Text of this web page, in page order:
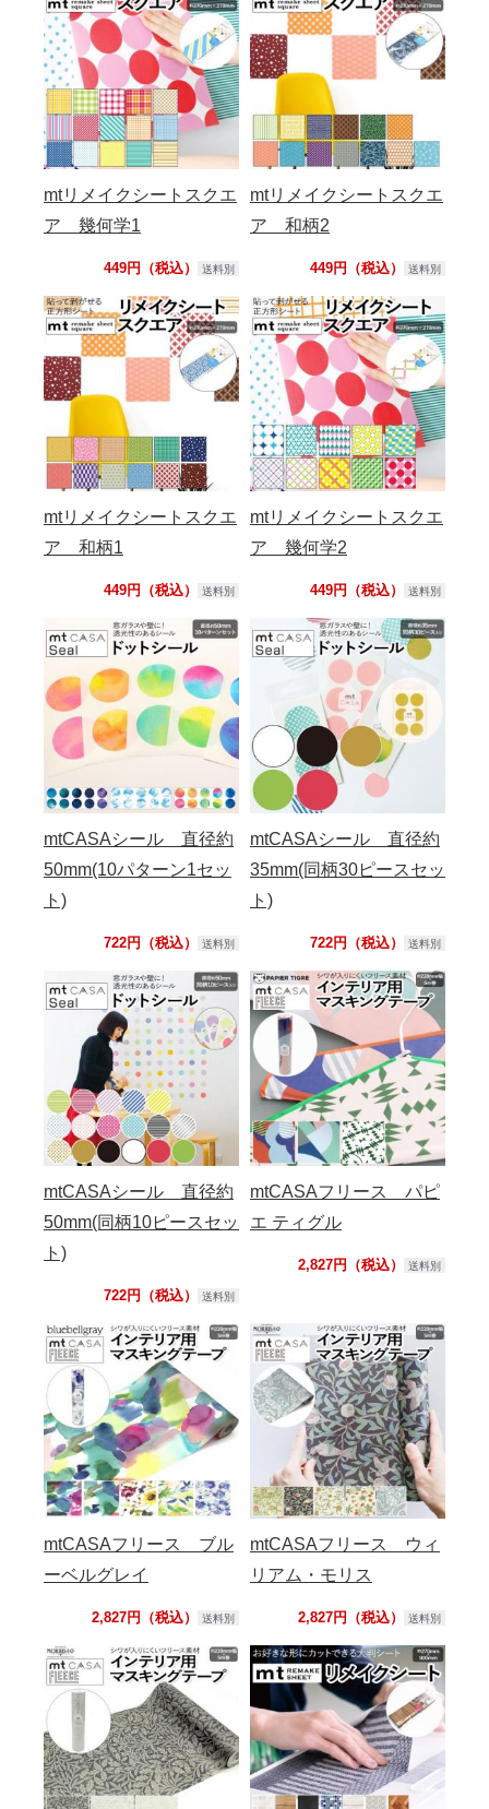
mtリメイクシートスクエ
ア 幾何学1
449円（税込） 送料別
mtリメイクシートスクエ
ア 和柄2
449円（税込） 送料別
mtリメイクシートスクエ
ア 和柄1
449円（税込） 送料別
mtリメイクシートスクエ
ア 幾何学2
449円（税込） 送料別
mtCASAシール 直径約
50mm(10パターン1セッ
ト)
722円（税込） 送料別
mtCASAシール 直径約
35mm(同柄30ピースセッ
ト)
722円（税込） 送料別
mtCASAシール 直径約
50mm(同柄10ピースセッ
ト)
722円（税込） 送料別
mtCASAフリース パピ
エ ティグル
2,827円（税込） 送料別
mtCASAフリース ブル
ーベルグレイ
2,827円（税込） 送料別
mtCASAフリース ウィ
リアム・モリス
2,827円（税込） 送料別